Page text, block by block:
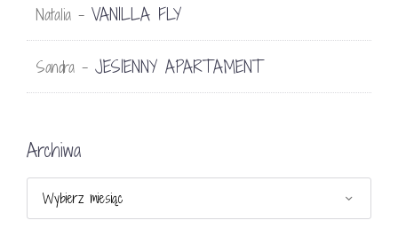
Natalia - VANILLA FLY
Sandra - JESIENNY APARTAMENT
Archiwa